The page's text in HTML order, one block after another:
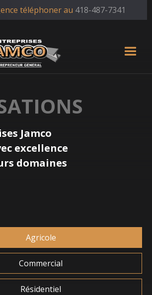
téléphoner au 418-487-7341
Jamco
excellence
domaines
Agricole
Commercial
Résidentiel